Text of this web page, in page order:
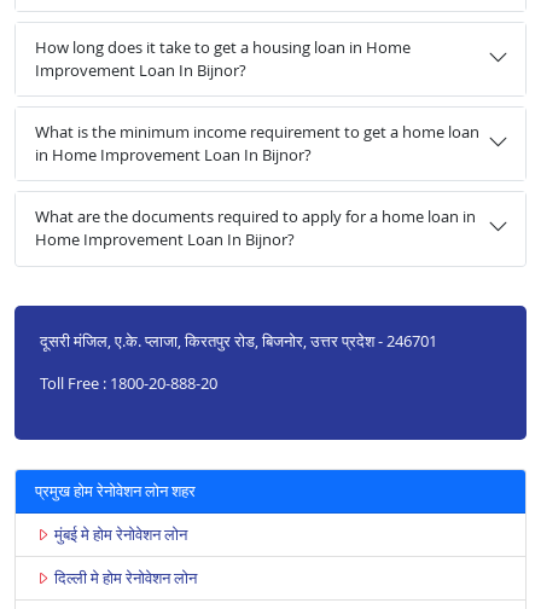
How long does it take to get a housing loan in Home
Improvement Loan In Bijnor?
What is the minimum income requirement to get a home loan
in Home Improvement Loan In Bijnor?
What are the documents required to apply for a home loan in
Home Improvement Loan In Bijnor?
दूसरी मंजिल, ए.के. प्लाजा, किरतपुर रोड, बिजनोर, उत्तर प्रदेश - 246701
Toll Free : 1800-20-888-20
प्रमुख होम रेनोवेशन लोन शहर
मुंबई मे होम रेनोवेशन लोन
दिल्ली मे होम रेनोवेशन लोन